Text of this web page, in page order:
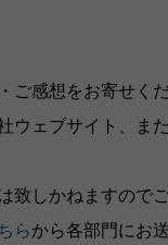
ご感想をお寄せくだ
ウェブサイト、ま
しかねますのでご
らから各部門にお